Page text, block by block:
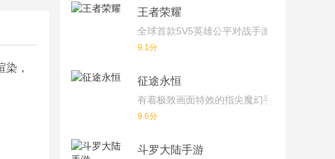
，
王者荣耀
全球首款5V5英雄公平对战手游
9.1分
征途永恒
有着极致画面特效的指尖魔幻手游
9.6分
斗罗大陆手游